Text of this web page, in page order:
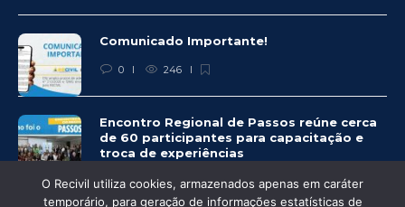
Comunicado Importante!
0 246
Encontro Regional de Passos reúne cerca
de 60 participantes para capacitação e
troca de experiências
0 249
O Recivil utiliza cookies, armazenados apenas em caráter
temporário, para geração de informações estatísticas de